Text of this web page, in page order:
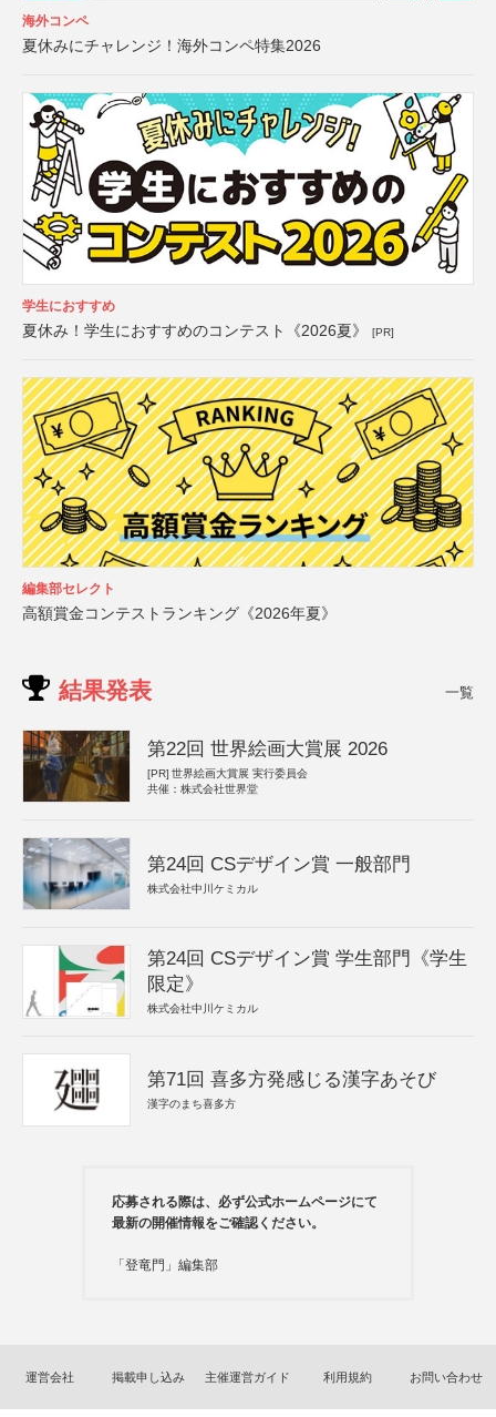
海外コンペ
夏休みにチャレンジ！海外コンペ特集2026
学生におすすめ
夏休み！学生におすすめのコンテスト《2026夏》 [PR]
編集部セレクト
高額賞金コンテストランキング《2026年夏》
結果発表 一覧
第22回 世界絵画大賞展 2026
[PR] 世界絵画大賞展 実行委員会
共催：株式会社世界堂
第24回 CSデザイン賞 一般部門
株式会社中川ケミカル
第24回 CSデザイン賞 学生部門《学生
限定》
株式会社中川ケミカル
第71回 喜多方発感じる漢字あそび
漢字のまち喜多方
応募される際は、必ず公式ホームページにて
最新の開催情報をご確認ください。
「登竜門」編集部
運営会社 掲載申し込み 主催運営ガイド 利用規約 お問い合わせ